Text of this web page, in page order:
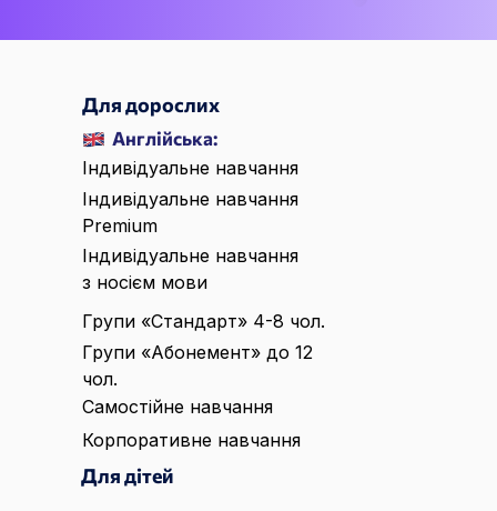
Для дорослих
Для дітей
Англійська:
Індивідуальне навчання
Індивідуальне навчання
Premium
Індивідуальне навчання
з носієм мови
Групи «Стандарт» 4-8 чол.
Групи «Абонемент» до 12
чол.
Самостійне навчання
Корпоративне навчання